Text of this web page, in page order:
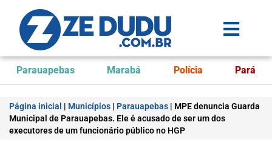
Parauapebas Marabá Polícia Pará
Página inicial | Municípios | Parauapebas | MPE denuncia Guarda
Municipal de Parauapebas. Ele é acusado de ser um dos
executores de um funcionário público no HGP